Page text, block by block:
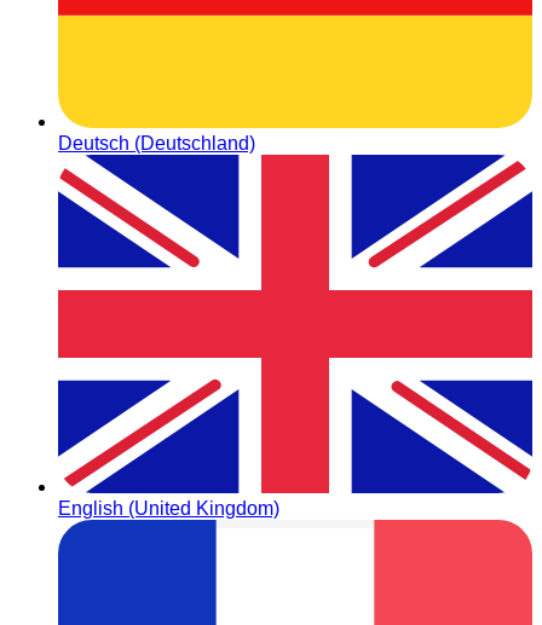
Deutsch (Deutschland)
English (United Kingdom)